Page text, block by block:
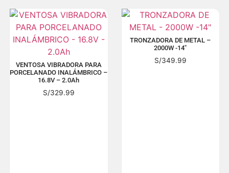
VENTOSA VIBRADORA PARA
PORCELANADO INALÁMBRICO –
16.8V – 2.0Ah
S/329.99
TRONZADORA DE METAL –
2000W -14″
S/349.99